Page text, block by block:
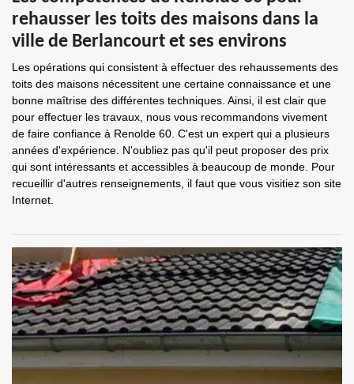
rehausser les toits des maisons dans la
ville de Berlancourt et ses environs
Les opérations qui consistent à effectuer des rehaussements des
toits des maisons nécessitent une certaine connaissance et une
bonne maîtrise des différentes techniques. Ainsi, il est clair que
pour effectuer les travaux, nous vous recommandons vivement
de faire confiance à Renolde 60. C'est un expert qui a plusieurs
années d'expérience. N'oubliez pas qu'il peut proposer des prix
qui sont intéressants et accessibles à beaucoup de monde. Pour
recueillir d'autres renseignements, il faut que vous visitiez son site
Internet.